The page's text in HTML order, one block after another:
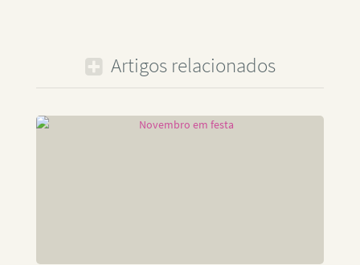
Artigos relacionados